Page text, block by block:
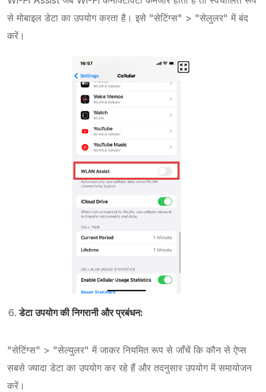
से मोबाइल डेटा का उपयोग करता है। इसे "सेटिंग्स" > "सेलुलर" में बंद
करें।
डेटा उपयोग की निगरानी और प्रबंधन:
"सेटिंग्स" > "सेल्युलर" में जाकर नियमित रूप से जाँचें कि कौन से ऐप्स
सबसे ज्यादा डेटा का उपयोग कर रहे हैं और तदनुसार उपयोग में समायोजन
करें।